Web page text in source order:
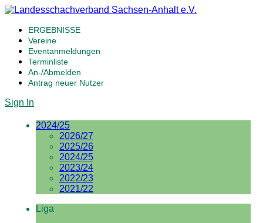
ERGEBNISSE
Vereine
Eventanmeldungen
Terminliste
An-/Abmelden
Antrag neuer Nutzer
Sign In
2024/25
2026/27
2025/26
2024/25
2023/24
2022/23
2021/22
Liga